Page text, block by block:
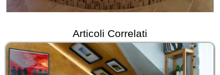
Articoli Correlati